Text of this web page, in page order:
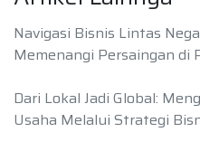
Navigasi Bisnis Lintas
Memenangi Persaingan di
Dari Lokal Jadi Global:
Usaha Melalui Strategi